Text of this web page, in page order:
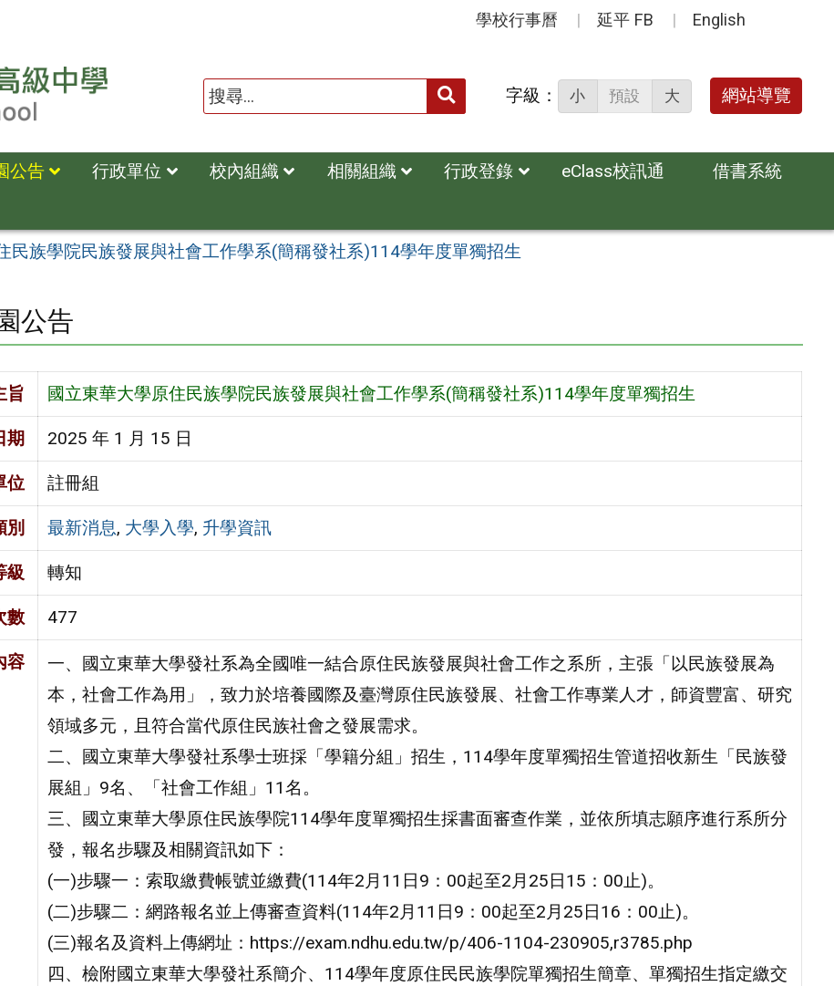
學校行事曆 延平 FB English
送出 字級： 小 預設 大 網站導覽
公告 行政單位 校內組織 相關組織 行政登錄 eClass校訊通
借書系統
民族學院民族發展與社會工作學系(簡稱發社系)114學年度單獨招生
公告
旨 國立東華大學原住民族學院民族發展與社會工作學系(簡稱發社系)114學年度單獨招生
期 2025 年 1 月 15 日
位 註冊組
別 最新消息, 大學入學, 升學資訊
級 轉知
數 477
容
一、國立東華大學發社系為全國唯一結合原住民族發展與社會工作之系所，主張「以民族發展為
本，社會工作為用」，致力於培養國際及臺灣原住民族發展、社會工作專業人才，師資豐富、研究
領域多元，且符合當代原住民族社會之發展需求。
二、國立東華大學發社系學士班採「學籍分組」招生，114學年度單獨招生管道招收新生「民族發
展組」9名、「社會工作組」11名。
三、國立東華大學原住民族學院114學年度單獨招生採書面審查作業，並依所填志願序進行系所分
發，報名步驟及相關資訊如下：
(一)步驟一：索取繳費帳號並繳費(114年2月11日9：00起至2月25日15：00止)。
(二)步驟二：網路報名並上傳審查資料(114年2月11日9：00起至2月25日16：00止)。
(三)報名及資料上傳網址：https://exam.ndhu.edu.tw/p/406-1104-230905,r3785.php
四、檢附國立東華大學發社系簡介、114學年度原住民民族學院單獨招生簡章、單獨招生指定繳交